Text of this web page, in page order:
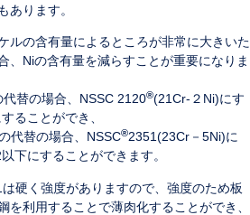
あります。
ルの含有量によるところが非常に大きいた
、Niの含有量を減らすことが重要になりま
代替の場合、NSSC 2120®(21Cr-２Ni)にす
ることができ、
代替の場合、NSSC®2351(23Cr－5Ni)に
下にすることができます。
硬く強度がありますので、強度のため板
を利用することで薄肉化することができ、